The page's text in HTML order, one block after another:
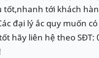
tốt,nhanh tới khách
đại lý ắc quy muốn
hãy liên hệ theo SĐT: